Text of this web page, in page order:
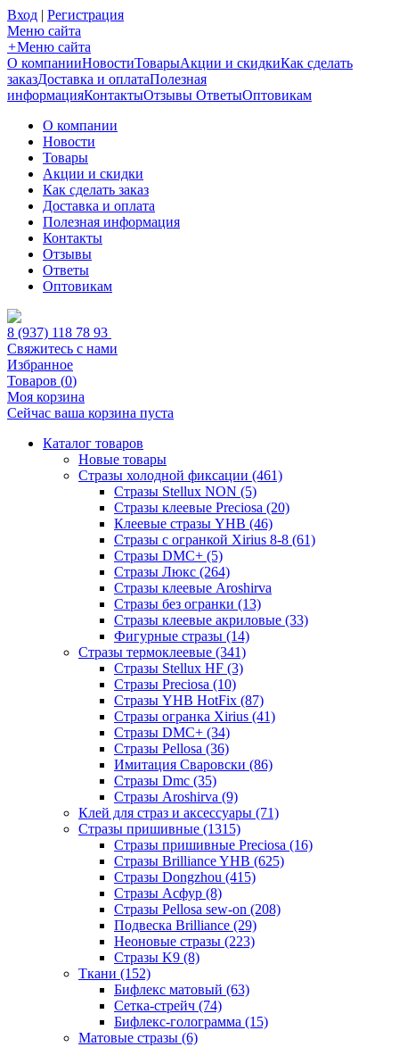
Вход | Регистрация
Меню сайта
+Меню сайта
О компанииНовостиТоварыАкции и скидкиКак сделать
заказДоставка и оплатаПолезная
информацияКонтактыОтзывы ОтветыОптовикам
О компании
Новости
Товары
Акции и скидки
Как сделать заказ
Доставка и оплата
Полезная информация
Контакты
Отзывы
Ответы
Оптовикам
8 (937) 118 78 93
Свяжитесь с нами
Избранное
Товаров (0)
Моя корзина
Сейчас ваша корзина пуста
Каталог товаров
Новые товары
Стразы холодной фиксации (461)
Стразы Stellux NON (5)
Стразы клеевые Preciosa (20)
Клеевые стразы YHB (46)
Стразы с огранкой Xirius 8-8 (61)
Стразы DMC+ (5)
Стразы Люкс (264)
Стразы клеевые Aroshirva
Стразы без огранки (13)
Стразы клеевые акриловые (33)
Фигурные стразы (14)
Стразы термоклеевые (341)
Стразы Stellux HF (3)
Стразы Preciosa (10)
Стразы YHB HotFix (87)
Стразы огранка Xirius (41)
Стразы DMC+ (34)
Стразы Pellosa (36)
Имитация Сваровски (86)
Стразы Dmc (35)
Стразы Aroshirva (9)
Клей для страз и аксессуары (71)
Стразы пришивные (1315)
Стразы пришивные Preciosa (16)
Стразы Brilliance YHB (625)
Стразы Dongzhou (415)
Стразы Асфур (8)
Стразы Pellosa sew-on (208)
Подвеска Brilliance (29)
Неоновые стразы (223)
Стразы K9 (8)
Ткани (152)
Бифлекс матовый (63)
Сетка-стрейч (74)
Бифлекс-голограмма (15)
Матовые стразы (6)